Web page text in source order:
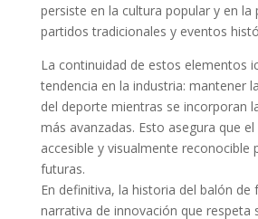
persiste en la cultura popular y en la
partidos tradicionales y eventos
La continuidad de estos elementos
tendencia en la industria: mantener
del deporte mientras se incorporan
más avanzadas. Esto asegura que
accesible y visualmente reconocible
futuras.
En definitiva, la historia del balón de
narrativa de innovación que respeta